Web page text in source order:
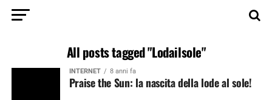
All posts tagged "Lodailsole"
INTERNET 8 anni fa
Praise the Sun: la nascita della lode al sole!